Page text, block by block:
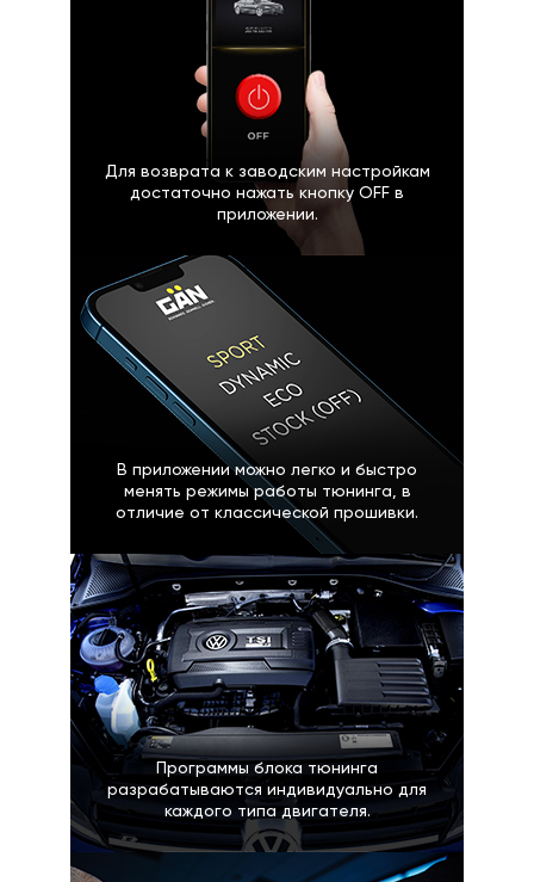
Для возврата к заводским настройкам
достаточно нажать кнопку OFF в
приложении.
В приложении можно легко и быстро
менять режимы работы тюнинга, в
отличие от классической прошивки.
Программы блока тюнинга
разрабатываются индивидуально для
каждого типа двигателя.